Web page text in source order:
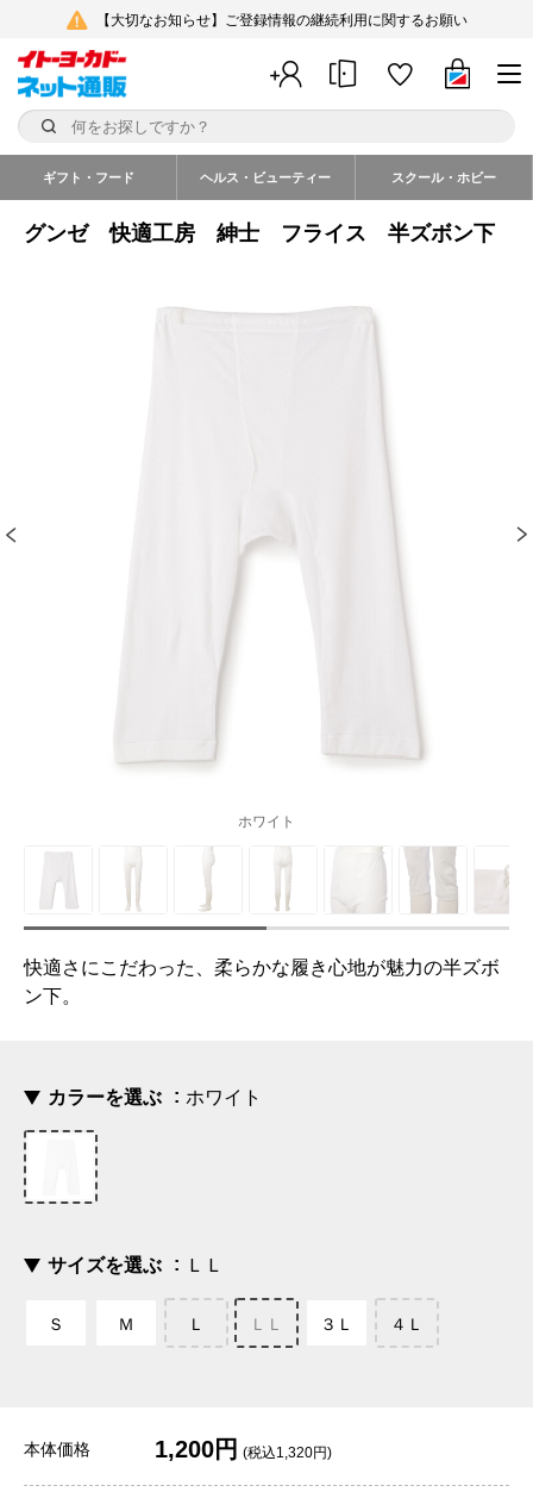
【大切なお知らせ】ご登録情報の継続利用に関するお願い
ギフト・フード ヘルス・ビューティー スクール・ホビー
グンゼ 快適工房 紳士 フライス 半ズボン下
ホワイト
快適さにこだわった、柔らかな履き心地が魅力の半ズボ
ン下。
カラーを選ぶ ホワイト
サイズを選ぶ ＬＬ
Ｓ Ｍ Ｌ ＬＬ ３Ｌ ４Ｌ
本体価格 1,200円 (税込1,320円)